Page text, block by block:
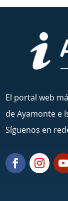
El portal web
de Ayamonte e
Síguenos en